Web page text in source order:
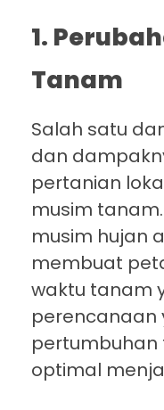
1.
Tanam
Salah satu
dan
pertanian
musim
musim hujan
membuat
waktu tanam
perencanaan
optimal